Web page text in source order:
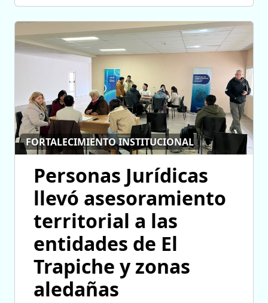
FORTALECIMIENTO INSTITUCIONAL
Personas Jurídicas
llevó asesoramiento
territorial a las
entidades de El
Trapiche y zonas
aledañas